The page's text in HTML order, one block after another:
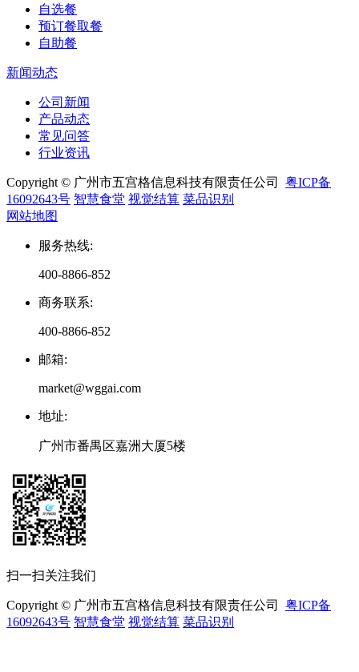
自选餐
预订餐取餐
自助餐
新闻动态
公司新闻
产品动态
常见问答
行业资讯
Copyright © 广州市五宫格信息科技有限责任公司 粤ICP备
16092643号 智慧食堂 视觉结算 菜品识别
网站地图
服务热线:
400-8866-852
商务联系:
400-8866-852
邮箱:
market@wggai.com
地址:
广州市番禺区嘉洲大厦5楼
扫一扫关注我们
Copyright © 广州市五宫格信息科技有限责任公司 粤ICP备
16092643号 智慧食堂 视觉结算 菜品识别